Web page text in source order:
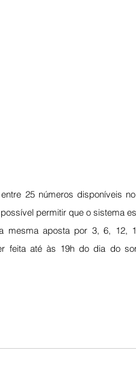
25 números disponíveis
permitir que o sistema
mesma aposta por 3, 6, 12,
feita até às 19h do dia do